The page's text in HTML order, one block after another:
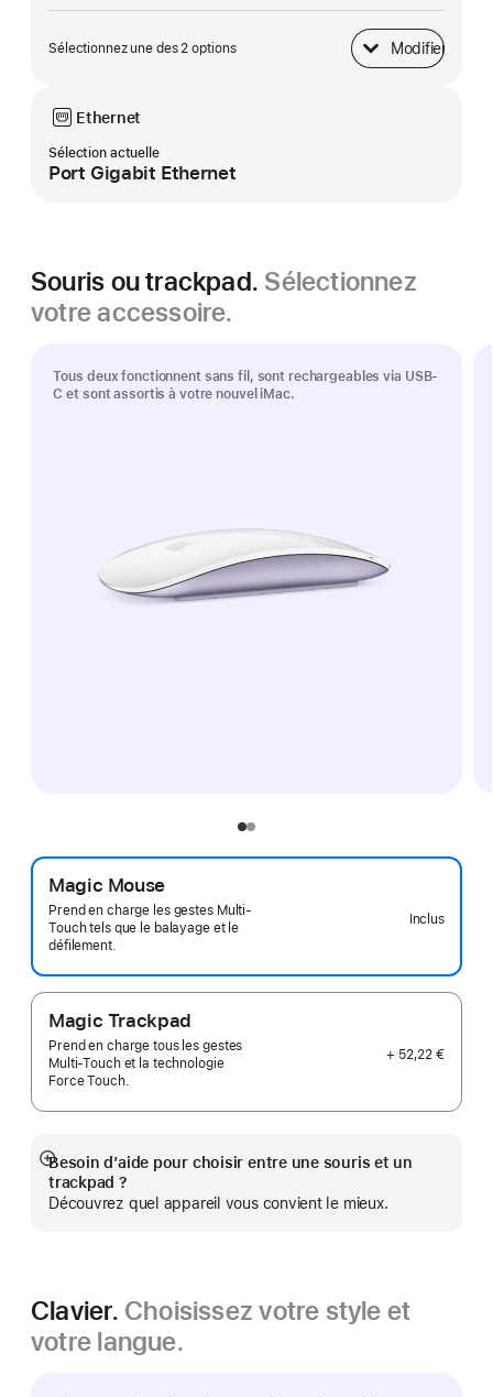
Sélectionnez une des 2 options Modifier
Base
Ethernet
Sélection actuelle
Port Gigabit Ethernet
Souris ou trackpad. Sélectionnez
votre accessoire.
Tous deux fonctionnent sans fil, sont rechargeables via USB-
C et sont assortis à votre nouvel iMac.
Magic Mouse
Prend en charge les gestes Multi-
Touch tels que le balayage et le
défilement.
Inclus
Magic Trackpad
Prend en charge tous les gestes
Multi‑Touch et la technologie
Force Touch.
+ 52,22 €
Besoin d’aide pour choisir entre une souris et un
trackpad ?
Découvrez quel appareil vous convient le mieux.
Afficher
plus
Clavier. Choisissez votre style et
votre langue.